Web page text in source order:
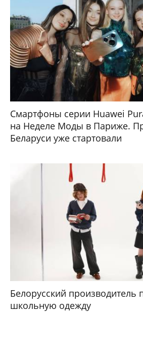
Смартфоны серии Huawei
на Неделе Моды в Париже.
Беларуси уже стартовали
Белорусский производитель
школьную одежду